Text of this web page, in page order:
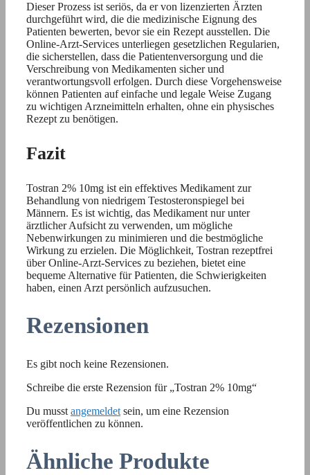
Dieser Prozess ist seriös, da er von lizenzierten Ärzten
durchgeführt wird, die die medizinische Eignung des
Patienten bewerten, bevor sie ein Rezept ausstellen. Die
Online-Arzt-Services unterliegen gesetzlichen Regularien,
die sicherstellen, dass die Patientenversorgung und die
Verschreibung von Medikamenten sicher und
verantwortungsvoll erfolgen. Durch diese Vorgehensweise
können Patienten auf einfache und legale Weise Zugang
zu wichtigen Arzneimitteln erhalten, ohne ein physisches
Rezept zu benötigen.
Fazit
Tostran 2% 10mg ist ein effektives Medikament zur
Behandlung von niedrigem Testosteronspiegel bei
Männern. Es ist wichtig, das Medikament nur unter
ärztlicher Aufsicht zu verwenden, um mögliche
Nebenwirkungen zu minimieren und die bestmögliche
Wirkung zu erzielen. Die Möglichkeit, Tostran rezeptfrei
über Online-Arzt-Services zu beziehen, bietet eine
bequeme Alternative für Patienten, die Schwierigkeiten
haben, einen Arzt persönlich aufzusuchen.
Rezensionen
Es gibt noch keine Rezensionen.
Schreibe die erste Rezension für „Tostran 2% 10mg“
Du musst angemeldet sein, um eine Rezension
veröffentlichen zu können.
Ähnliche Produkte